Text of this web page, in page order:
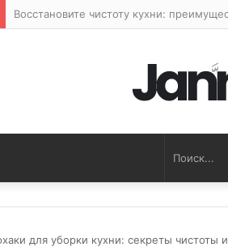
Восстановите чистоту кухни:
для уборки кухни: секреты чистоты